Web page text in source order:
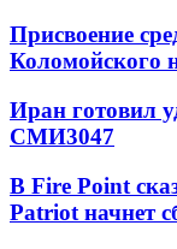
Присвоение
Коломойского
Иран готовил
СМИ3047
В Fire Point
Patriot начнет